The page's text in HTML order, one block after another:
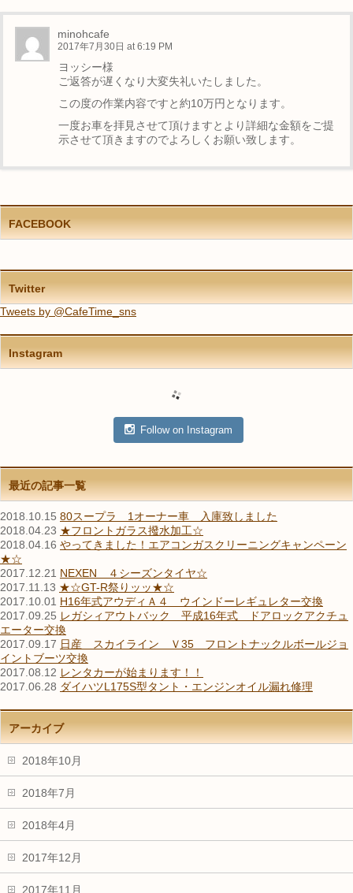
minohcafe
2017年7月30日 at 6:19 PM
ヨッシー様
ご返答が遅くなり大変失礼いたしました。
この度の作業内容ですと約10万円となります。
一度お車を拝見させて頂けますとより詳細な金額をご提
示させて頂きますのでよろしくお願い致します。
FACEBOOK
Twitter
Tweets by @CafeTime_sns
Instagram
Follow on Instagram
最近の記事一覧
2018.10.15 80スープラ 1オーナー車 入庫致しました
2018.04.23 ★フロントガラス撥水加工☆
2018.04.16 やってきました！エアコンガスクリーニングキャンペーン
★☆
2017.12.21 NEXEN ４シーズンタイヤ☆
2017.11.13 ★☆GT-R祭りッッ★☆
2017.10.01 H16年式アウディＡ４ ウインドーレギュレター交換
2017.09.25 レガシィアウトバック 平成16年式 ドアロックアクチュ
エーター交換
2017.09.17 日産 スカイライン Ｖ35 フロントナックルボールジョ
イントブーツ交換
2017.08.12 レンタカーが始まります！！
2017.06.28 ダイハツL175S型タント・エンジンオイル漏れ修理
アーカイブ
2018年10月
2018年7月
2018年4月
2017年12月
2017年11月